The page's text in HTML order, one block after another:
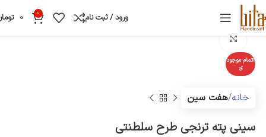
ورود / ثبت نام 0
0
اتمام موجود
ی
خانه هفت سین
سینی پته ترنجی طرح سلطنتی